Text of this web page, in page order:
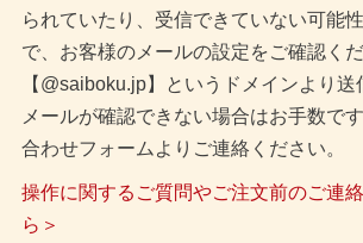
られていたり、受信できていない可能
で、お客様のメールの設定をご確認くだ
【@saiboku.jp】というドメインより送
メールが確認できない場合はお手数で
合わせフォームよりご連絡ください。
操作に関するご質問やご注文前のご連
ら＞